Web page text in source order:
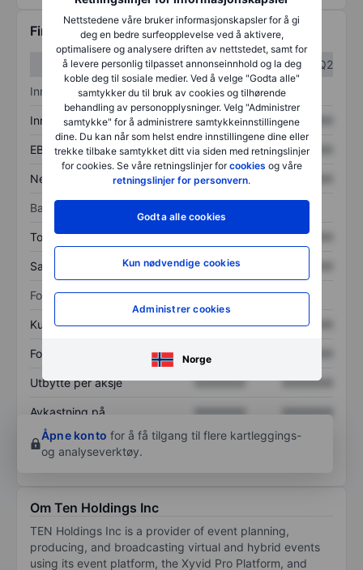
Nettstedene våre bruker informasjonskapsler for å gi
deg en bedre surfeopplevelse ved å aktivere,
optimalisere og analysere driften av nettstedet, samt for
å levere personlig tilpasset annonseinnhold og la deg
koble deg til sosiale medier. Ved å velge "Godta alle"
samtykker du til bruk av cookies og tilhørende
behandling av personopplysninger. Velg "Administrer
samtykke" for å administrere samtykkeinnstillingene
dine. Du kan når som helst endre innstillingene dine eller
trekke tilbake samtykket ditt via siden med retningslinjer
for cookies. Se våre retningslinjer forcookies og våre
retningslinjer for personvern.
Godta alle cookies
Kun nødvendige cookies
Administrer cookies
Norge
Finansiell informasjon
Q1
Q2
Inntektsoversikt
Inntekter XXXXXXX XXXXXXX
EBITDA XXXXXXX XXXXXXX
Nettoinntekt XXXXXXX
Balanse
Totale eiendeler XXXXXXX XXXXXXX
Samlet gjeld XXXXXXX
Forholdstall
Kurs/salg XXXXXXX XXXXXXX
Fortjeneste per aksje
Utbytte per aksje XXXXXXX XXXXXXX
Avkastning på
egenkapital
XXXXXXX
XXXXXXX
Åpne konto for å få tilgang til flere kartleggings-
og analyseverktøy.
Om Ten Holdings Inc
TEN Holdings Inc is a provider of event planning,
producing, and broadcasting virtual and hybrid events
using its event platform, the Xyvid Pro Platform, and